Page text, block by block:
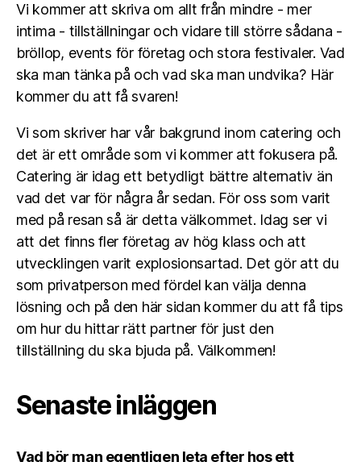
Vi kommer att skriva om allt från mindre - mer
intima - tillställningar och vidare till större sådana -
bröllop, events för företag och stora festivaler. Vad
ska man tänka på och vad ska man undvika? Här
kommer du att få svaren!
Vi som skriver har vår bakgrund inom catering och
det är ett område som vi kommer att fokusera på.
Catering är idag ett betydligt bättre alternativ än
vad det var för några år sedan. För oss som varit
med på resan så är detta välkommet. Idag ser vi
att det finns fler företag av hög klass och att
utvecklingen varit explosionsartad. Det gör att du
som privatperson med fördel kan välja denna
lösning och på den här sidan kommer du att få tips
om hur du hittar rätt partner för just den
tillställning du ska bjuda på. Välkommen!
Senaste inläggen
Vad bör man egentligen leta efter hos ett